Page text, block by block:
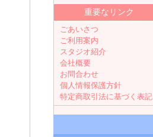
重要なリンク
ごあいさつ
ご利用案内
スタジオ紹介
会社概要
お問合わせ
個人情報保護方針
特定商取引法に基づく表記